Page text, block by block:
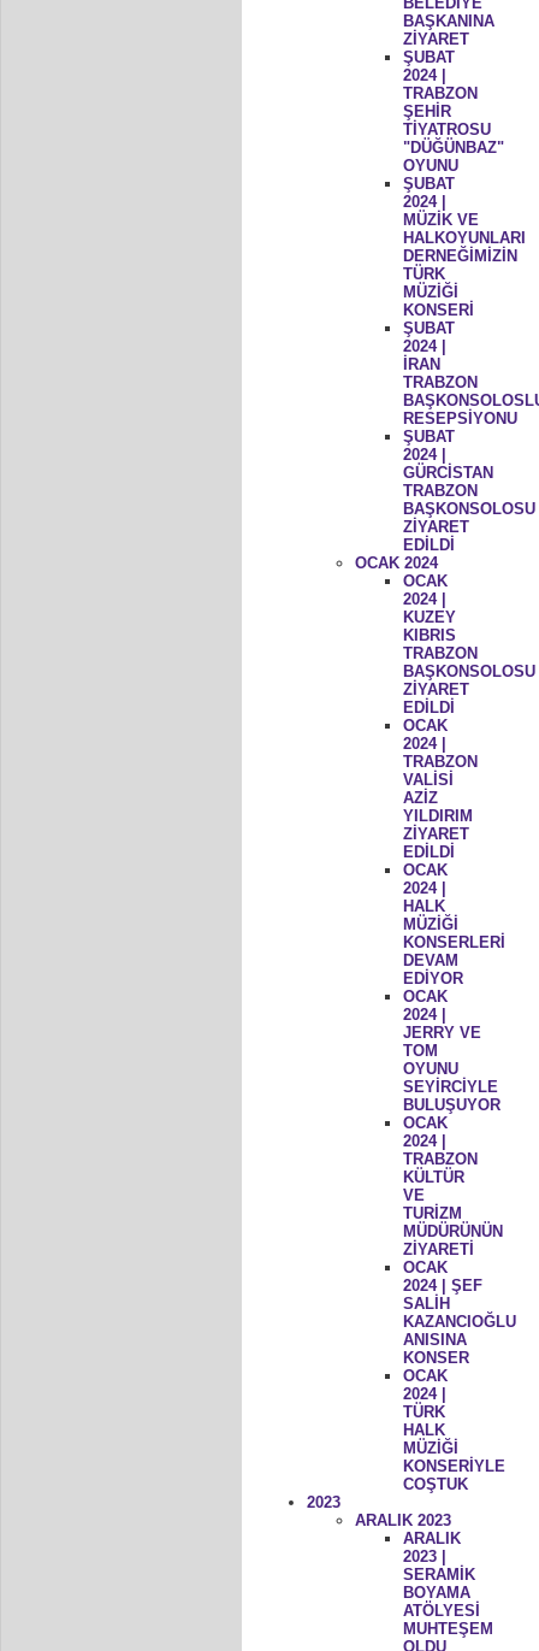
BAŞKANINA
ZİYARET
ŞUBAT
2024 |
TRABZON
ŞEHİR
TİYATROSU
"DÜĞÜNBAZ"
OYUNU
ŞUBAT
2024 |
MÜZİK VE
HALKOYUNLARI
DERNEĞİMİZİN
TÜRK
MÜZİĞİ
KONSERİ
ŞUBAT
2024 |
İRAN
TRABZON
RESEPSİYONU
ŞUBAT
2024 |
GÜRCİSTAN
TRABZON
BAŞKONSOLOSU
ZİYARET
EDİLDİ
OCAK 2024
OCAK
2024 |
KUZEY
KIBRIS
TRABZON
BAŞKONSOLOSU
ZİYARET
EDİLDİ
OCAK
2024 |
TRABZON
VALİSİ
AZİZ
YILDIRIM
ZİYARET
EDİLDİ
OCAK
2024 |
HALK
MÜZİĞİ
KONSERLERİ
DEVAM
EDİYOR
OCAK
2024 |
JERRY VE
TOM
OYUNU
SEYİRCİYLE
BULUŞUYOR
OCAK
2024 |
TRABZON
KÜLTÜR
VE
TURİZM
MÜDÜRÜNÜN
ZİYARETİ
OCAK
2024 | ŞEF
SALİH
KAZANCIOĞLU
ANISINA
KONSER
OCAK
2024 |
TÜRK
HALK
MÜZİĞİ
KONSERİYLE
COŞTUK
2023
ARALIK 2023
ARALIK
2023 |
SERAMİK
BOYAMA
ATÖLYESİ
MUHTEŞEM
OLDU